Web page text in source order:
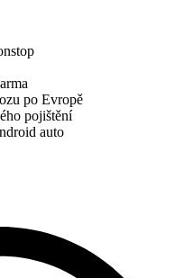
po Evropě
pojištění
auto